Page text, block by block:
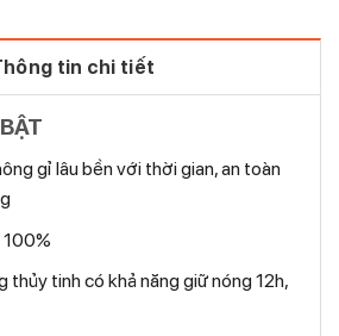
tin chi tiết
gỉ lâu bền với thời gian, an toàn
thủy tinh có khả năng giữ nóng 12h,